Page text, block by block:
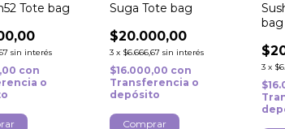
Tote bag
sin interés
con
o
Suga Tote bag
$20.000,00
3 x $6.666,67 sin interés
$16.000,00 con
Transferencia o
depósito
bag
3 x